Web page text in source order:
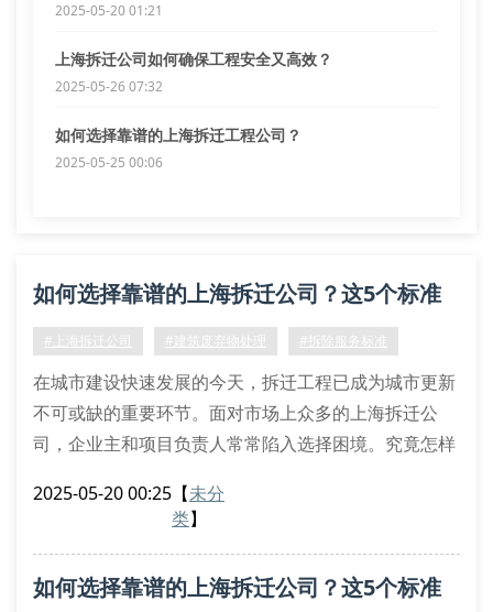
2025-05-20 01:21
上海拆迁公司如何确保工程安全又高效？
2025-05-26 07:32
如何选择靠谱的上海拆迁工程公司？
2025-05-25 00:06
如何选择靠谱的上海拆迁公司？这5个标准
必须看！
#上海拆迁公司 #建筑废弃物处理 #拆除服务标准
在城市建设快速发展的今天，拆迁工程已成为城市更新
不可或缺的重要环节。面对市场上众多的上海拆迁公
司，企业主和项目负责人常常陷入选择困境。究竟怎样
标为您指明方向。
同时持有安全生产许可证。特殊工程还需配备爆破与拆
2025-05-20 00:25 【未分
类】
如何选择靠谱的上海拆迁公司？这5个标准